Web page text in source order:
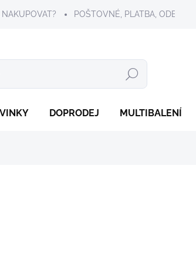
NAKUPOVAT? POŠTOVNÉ, PLATBA, ODESLÁNÍ
Hledat
DOPRODEJ MULTIBALENÍ